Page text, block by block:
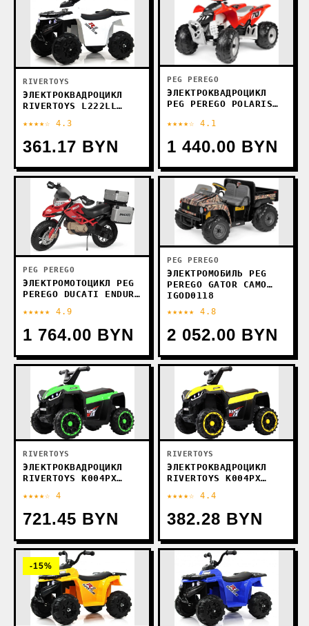
RIVERTOYS
ЭЛЕКТРОКВАДРОЦИКЛ
RIVERTOYS L222LL
★★★★☆ 4.3
361.17 BYN
PEG PEREGO
ЭЛЕКТРОКВАДРОЦИКЛ
PEG PEREGO POLARIS
★★★★☆ 4.1
1 440.00 BYN
PEG PEREGO
ЭЛЕКТРОМОТОЦИКЛ PEG
PEREGO DUCATI ENDURO
★★★★★ 4.9
1 764.00 BYN
PEG PEREGO
ЭЛЕКТРОМОБИЛЬ PEG
PEREGO GATOR CAMO
IGOD0118
★★★★★ 4.8
2 052.00 BYN
RIVERTOYS
ЭЛЕКТРОКВАДРОЦИКЛ
RIVERTOYS K004PX
★★★★☆ 4
721.45 BYN
RIVERTOYS
ЭЛЕКТРОКВАДРОЦИКЛ
RIVERTOYS K004PX
★★★★☆ 4.4
382.28 BYN
-15%